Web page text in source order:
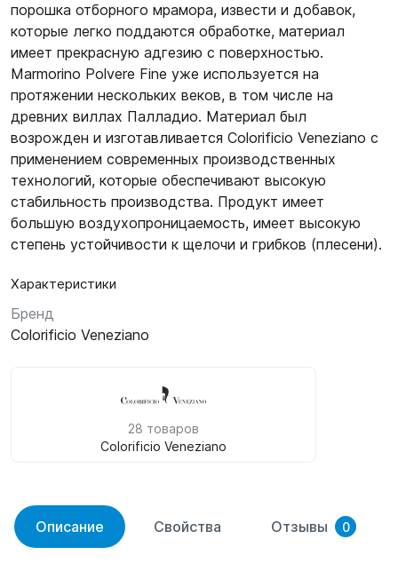
порошка отборного мрамора, извести и добавок,
которые легко поддаются обработке, материал
имеет прекрасную адгезию с поверхностью.
Marmorino Polvere Fine уже используется на
протяжении нескольких веков, в том числе на
древних виллах Палладио. Материал был
возрожден и изготавливается Colorificio Veneziano с
применением современных производственных
технологий, которые обеспечивают высокую
стабильность производства. Продукт имеет
большую воздухопроницаемость, имеет высокую
степень устойчивости к щелочи и грибков (плесени).
Характеристики
Бренд
Colorificio Veneziano
28 товаров
Colorificio Veneziano
Описание Свойства Отзывы 0